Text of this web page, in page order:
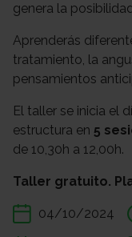
genera la
Aprenderás
tratamiento, la
pensamientos
El taller se inicia el
estructura en 5
de 10,30h a 12,00h.
Taller gratuito.
04/10/2024